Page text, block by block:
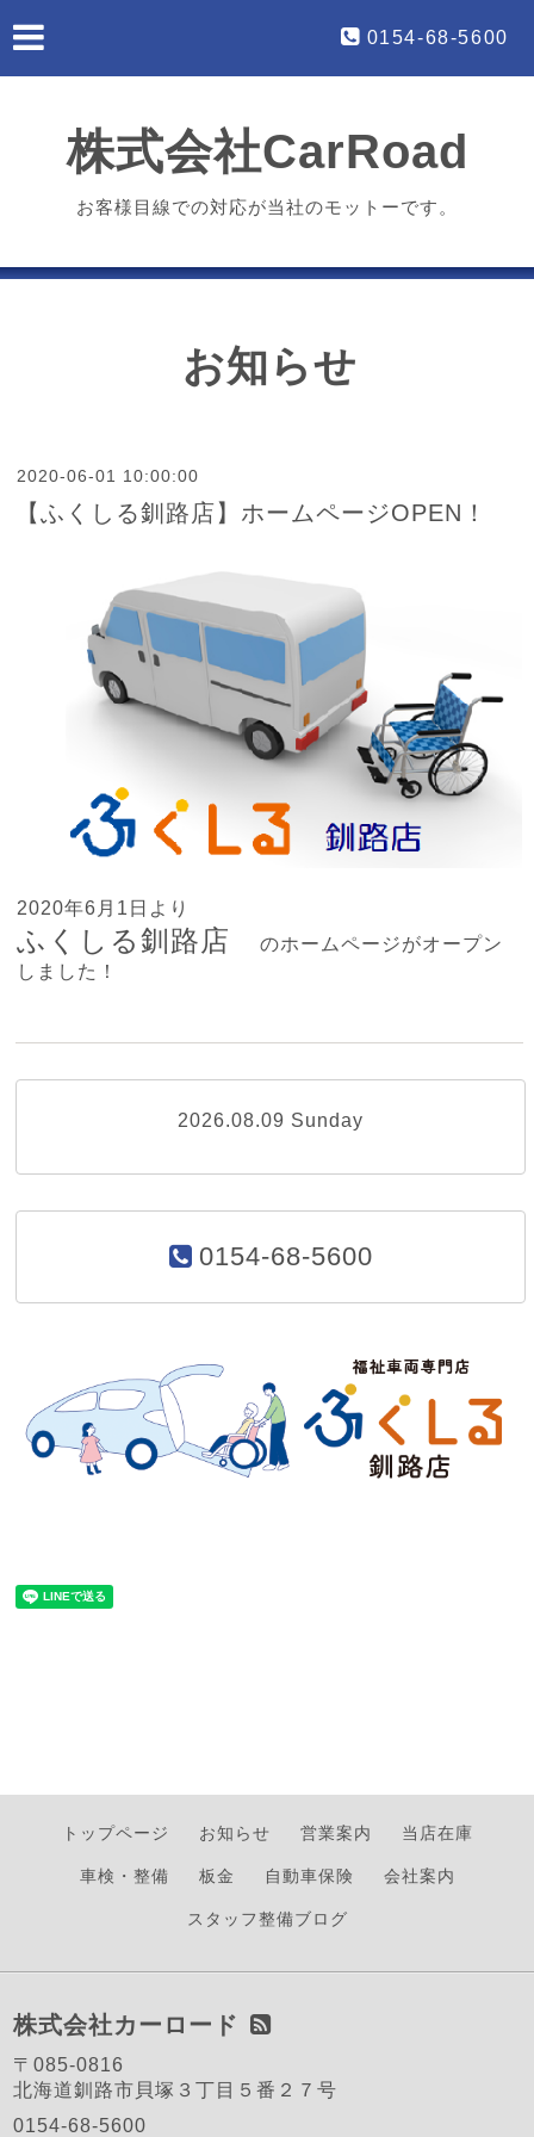
0154-68-5600
株式会社CarRoad
お客様目線での対応が当社のモットーです。
お知らせ
2020-06-01 10:00:00
【ふくしる釧路店】ホームページOPEN！
2020年6月1日より
ふくしる釧路店
のホームページがオープン
しました！
2026.08.09 Sunday
0154-68-5600
トップページ お知らせ 営業案内 当店在庫
車検・整備 板金 自動車保険 会社案内
スタッフ整備ブログ
株式会社カーロード
〒085-0816
北海道釧路市貝塚３丁目５番２７号
0154-68-5600